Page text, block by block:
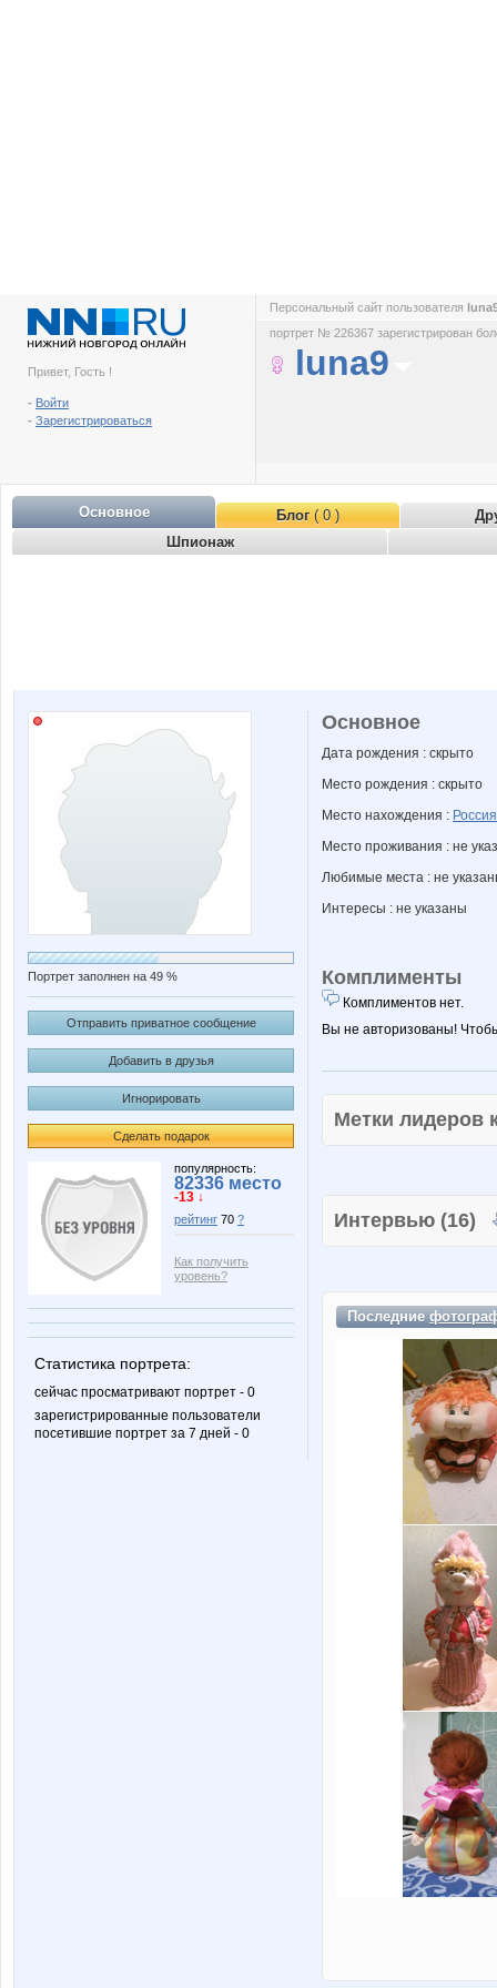
Привет, Гость !
- Войти
- Зарегистрироваться
Персональный сайт пользователя
портрет № 226367 зарегистрирован
luna9
Основное Блог( 0 )
Шпионаж
Портрет заполнен на 49 %
Отправить приватное сообщение
Добавить в друзья
Игнорировать
Сделать подарок
популярность:
82336 место
-13 ↓
рейтинг 70 ?
Как получить
уровень?
Статистика портрета:
сейчас просматривают портрет - 0
зарегистрированные пользователи
посетившие портрет за 7 дней - 0
Основное
Дата рождения : скрыто
Место рождения : скрыто
Место нахождения : Россия
Место проживания : не
Любимые места : не
Интересы : не указаны
Комплименты
Комплиментов нет.
Вы не авторизованы!
Метки
Интервью (16)
Последние